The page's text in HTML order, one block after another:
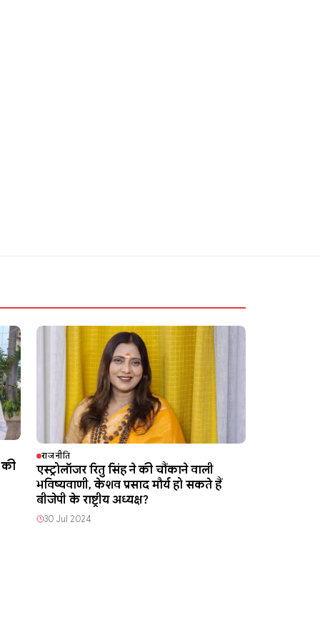
की
राजनीति
एस्ट्रोलॉजर रितु सिंह ने की चौंकाने वाली
भविष्यवाणी, केशव प्रसाद मौर्य हो सकते हैं
बीजेपी के राष्ट्रीय अध्यक्ष?
30 Jul 2024